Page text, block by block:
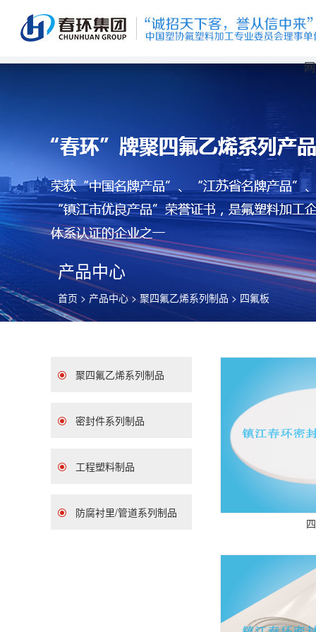
产品中心
首页 > 产品中心>聚四氟乙烯系列制品 > 四氟板
聚四氟乙烯系列制品
密封件系列制品
工程塑料制品
防腐衬里/管道系列制品